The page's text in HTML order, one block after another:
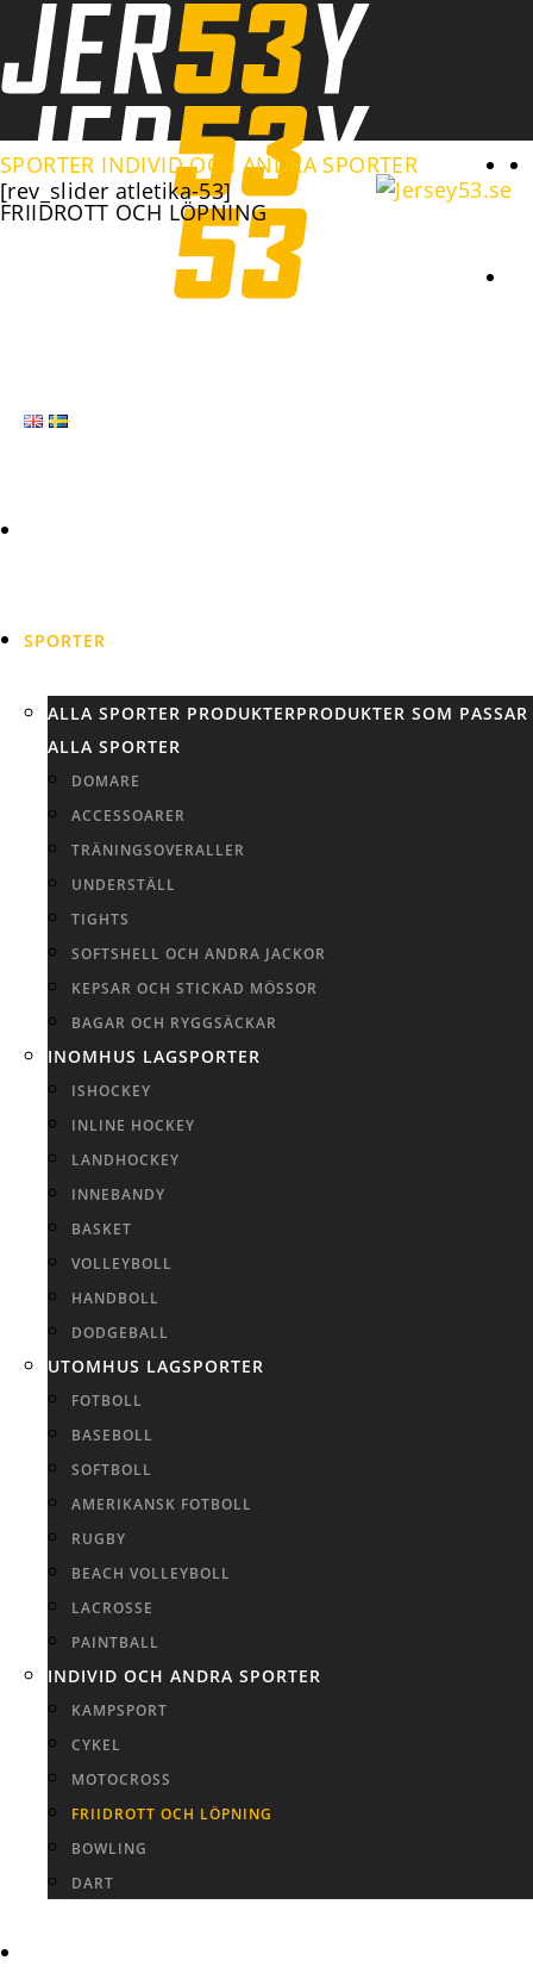
SPORTER
ALLA SPORTER PRODUKTERPRODUKTER SOM PASSAR
ALLA SPORTER
DOMARE
ACCESSOARER
TRÄNINGSOVERALLER
UNDERSTÄLL
TIGHTS
SOFTSHELL OCH ANDRA JACKOR
KEPSAR OCH STICKAD MÖSSOR
BAGAR OCH RYGGSÄCKAR
INOMHUS LAGSPORTER
ISHOCKEY
INLINE HOCKEY
LANDHOCKEY
INNEBANDY
BASKET
VOLLEYBOLL
HANDBOLL
DODGEBALL
UTOMHUS LAGSPORTER
FOTBOLL
BASEBOLL
SOFTBOLL
AMERIKANSK FOTBOLL
RUGBY
BEACH VOLLEYBOLL
LACROSSE
PAINTBALL
INDIVID OCH ANDRA SPORTER
KAMPSPORT
CYKEL
MOTOCROSS
FRIIDROTT OCH LÖPNING
BOWLING
DART
[rev_slider atletika-53]
SPORTER INDIVID OCH ANDRA SPORTER
FRIIDROTT OCH LÖPNING